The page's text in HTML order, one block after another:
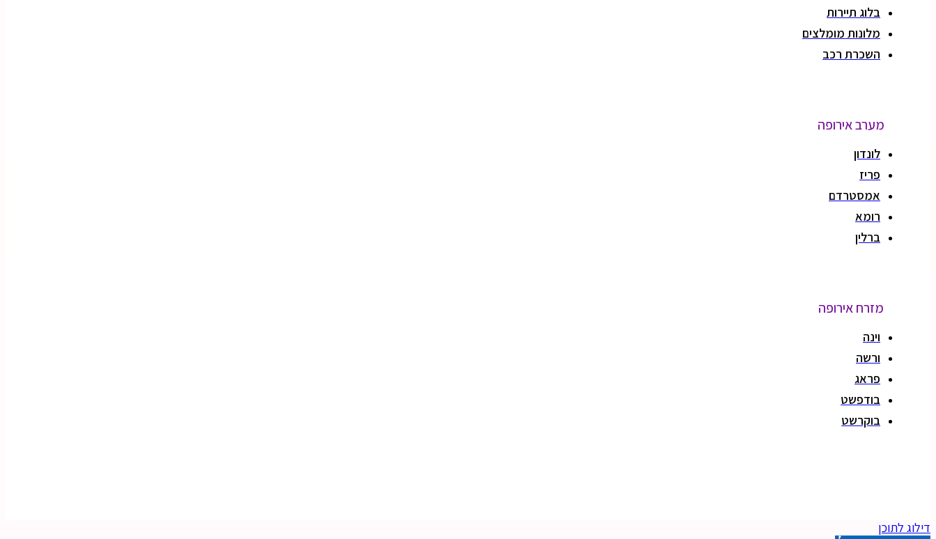
בלוג תיירות
מלונות מומלצים
השכרת רכב
מערב אירופה
לונדון
פריז
אמסטרדם
רומא
ברלין
מזרח אירופה
וינה
ורשה
פראג
בודפשט
בוקרשט
דילוג לתוכן